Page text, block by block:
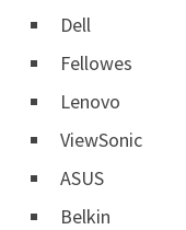
Dell
Fellowes
Lenovo
ViewSonic
ASUS
Belkin